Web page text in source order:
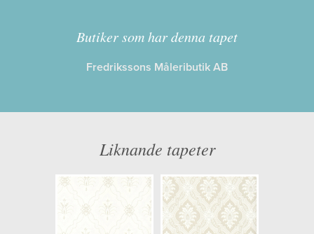
Kollektion:
Modern Classics II
Information
Längd x Bredd: 10,05 x 0,53
Artikelnummer: 356-04
NCS Bottenkulör: S0601-Y
Färg: Blå, Vitaktig
Butiker som har denna tapet
Fredrikssons Måleributik AB
Liknande tapeter